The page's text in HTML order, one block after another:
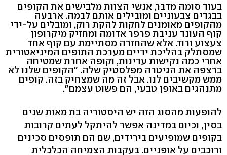
בעוד סומה מדבר, אנשי הצוות מלבישים את הקופים
בבגדים צבעוניים ומובילים אותם לבמה. ארבעה
מהקופים מאומנים לחקות להקת רוק, ומובלים על-ידי
קוף העונד עניבת פרפר אדומה ומחזיק מיקרופון
צעצוע ורוד. אלא שהחזרה מסתיימת עם קוף אחד
שמסתלק בהליכת ידיים מערכת התופים המיניאטורית
אחרי כמה נקישות עדינות, וקופה אחרת שמטיחה
ברצפה את הגיטרה מפלסטיק שלה. "הקופים שלנו לא
ממש מקשיבים לנו. אבל זה מה שמצחיק בזה. קופים
מתנהגים באופן טבעי, הם פשוט עצמם".
להופעות מהסוג הזה יש היסטוריה בת מאות שנים
בסין, וכיום במדינה אפשר להיתקל לעתים קרובות
בקופים שמופיעים בירידים, שם הם תופסים סכינים
ורוכבים על אופניים. בעקבות הצמיחה הכלכלית